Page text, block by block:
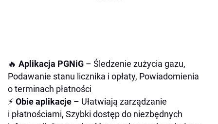
🔥 Aplikacja PGNiG – Śledzenie zużycia gazu,
Podawanie stanu licznika i opłaty, Powiadomienia
o terminach płatności
⚡ Obie aplikacje – Ułatwiają zarządzanie
i płatnościami, Szybki dostęp do niezbędnych